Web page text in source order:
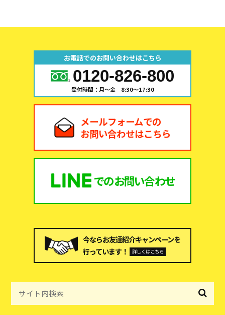
お電話でのお問い合わせはこちら
0120-826-800
受付時間：月～金 8:30～17:30
メールフォームでの
お問い合わせはこちら
でのお問い合わせ
今ならお友達紹介キャンペーンを
行っています！
詳しくはこちら